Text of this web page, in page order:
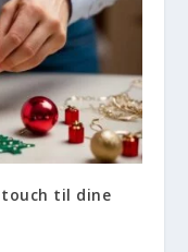
til dine